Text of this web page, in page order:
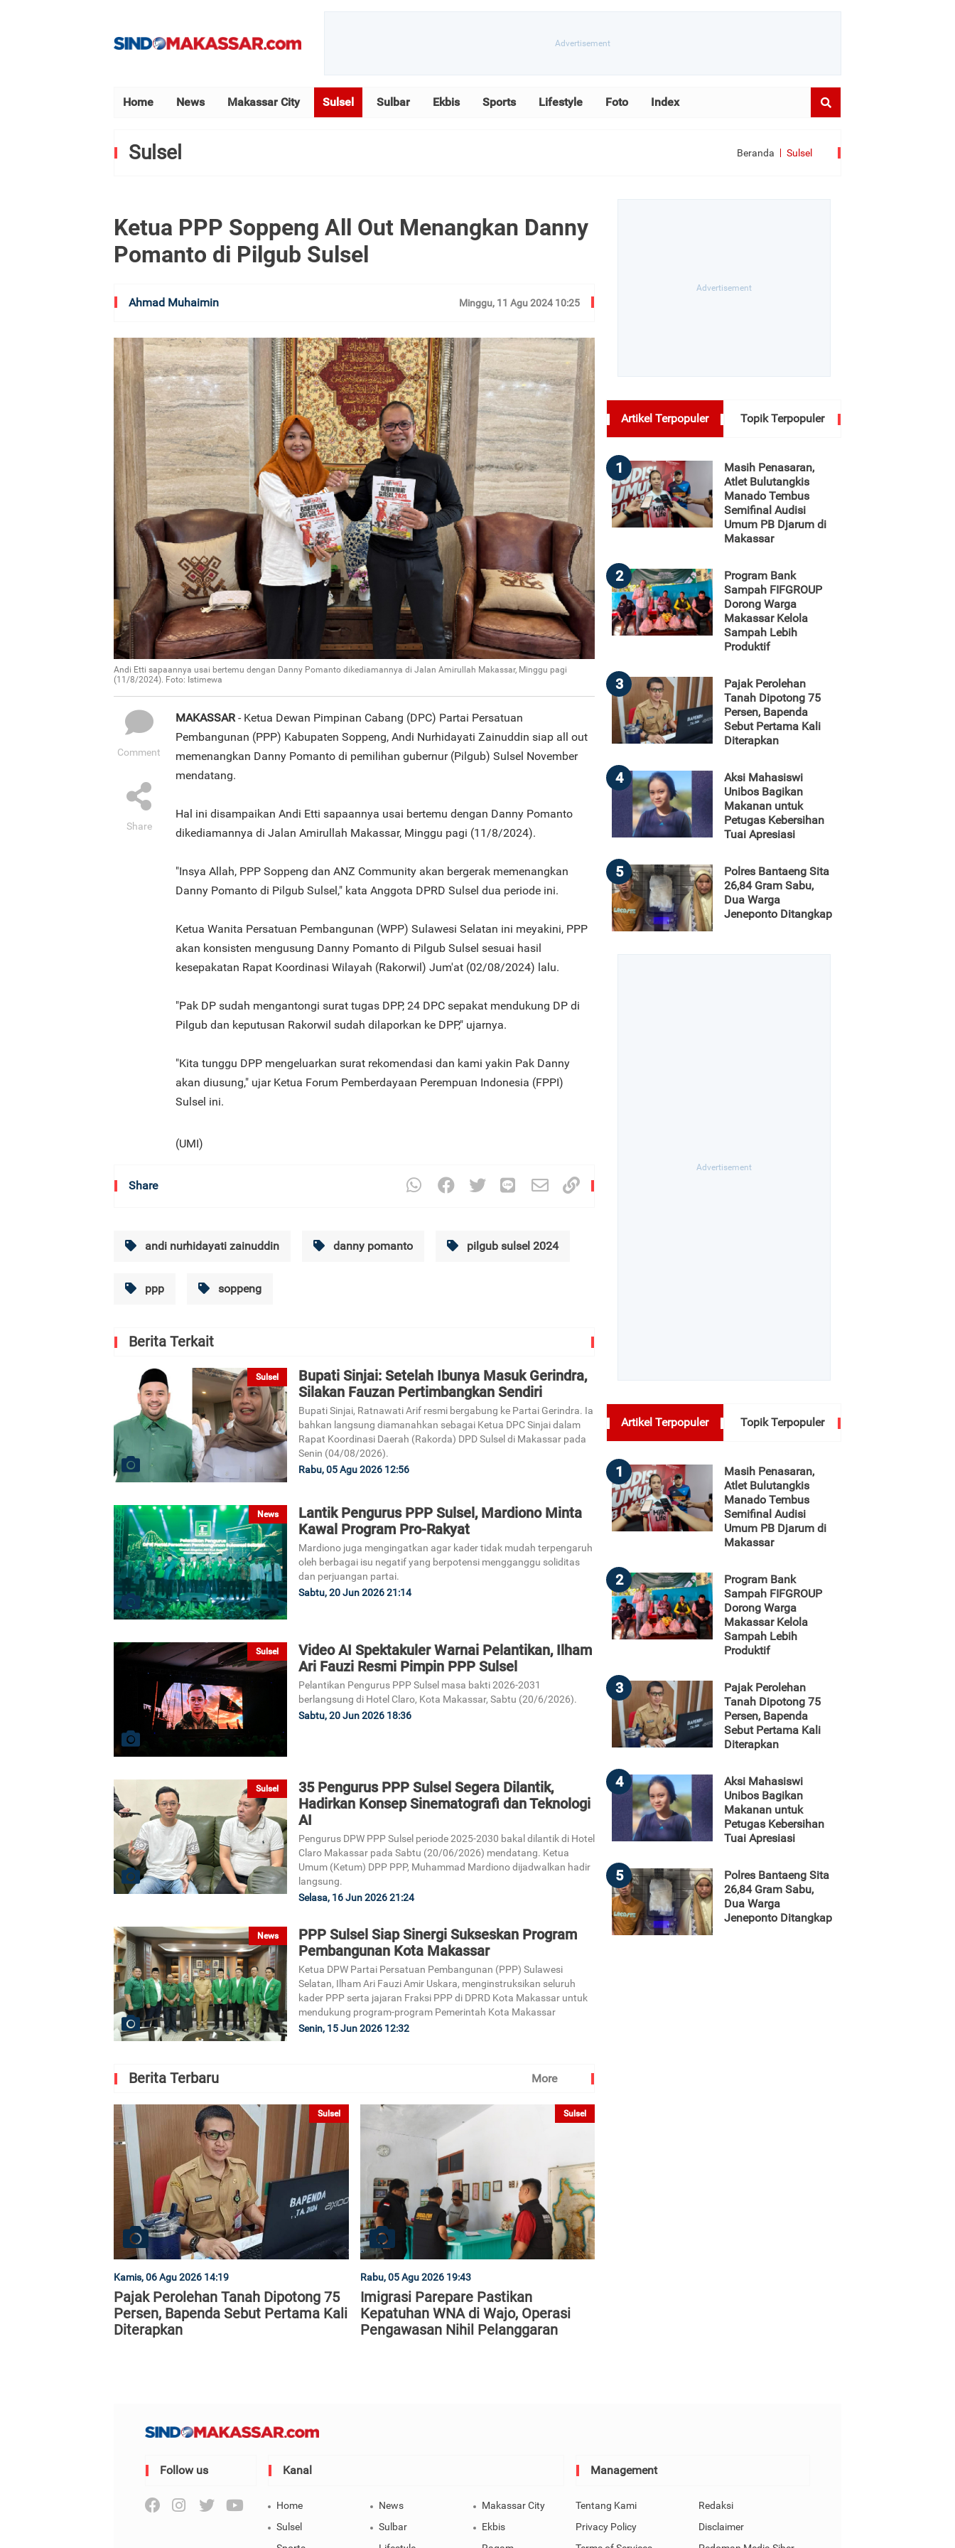
Home News Makassar City Sulsel Sulbar Ekbis Sports Lifestyle Foto Index
Sulsel Beranda Sulsel
Ketua PPP Soppeng All Out Menangkan Danny
Pomanto di Pilgub Sulsel
Ahmad Muhaimin Minggu, 11 Agu 2024 10:25
Andi Etti sapaannya usai bertemu dengan Danny Pomanto dikediamannya di Jalan Amirullah Makassar, Minggu pagi
(11/8/2024). Foto: Istimewa
Comment
Share
MAKASSAR- Ketua Dewan Pimpinan Cabang (DPC) Partai Persatuan
Pembangunan (PPP) Kabupaten Soppeng, Andi Nurhidayati Zainuddin siap all out
memenangkan Danny Pomanto di pemilihan gubernur (Pilgub) Sulsel November
mendatang.
Hal ini disampaikan Andi Etti sapaannya usai bertemu dengan Danny Pomanto
dikediamannya di Jalan Amirullah Makassar, Minggu pagi (11/8/2024).
"Insya Allah, PPP Soppeng dan ANZ Community akan bergerak memenangkan
Danny Pomanto di Pilgub Sulsel," kata Anggota DPRD Sulsel dua periode ini.
Ketua Wanita Persatuan Pembangunan (WPP) Sulawesi Selatan ini meyakini, PPP
akan konsisten mengusung Danny Pomanto di Pilgub Sulsel sesuai hasil
kesepakatan Rapat Koordinasi Wilayah (Rakorwil) Jum'at (02/08/2024) lalu.
"Pak DP sudah mengantongi surat tugas DPP, 24 DPC sepakat mendukung DP di
Pilgub dan keputusan Rakorwil sudah dilaporkan ke DPP," ujarnya.
"Kita tunggu DPP mengeluarkan surat rekomendasi dan kami yakin Pak Danny
akan diusung," ujar Ketua Forum Pemberdayaan Perempuan Indonesia (FPPI)
Sulsel ini.
(UMI)
Share
andi nurhidayati zainuddin danny pomanto pilgub sulsel 2024
ppp soppeng
Berita Terkait
Sulsel
Bupati Sinjai: Setelah Ibunya Masuk Gerindra,
Silakan Fauzan Pertimbangkan Sendiri
Bupati Sinjai, Ratnawati Arif resmi bergabung ke Partai Gerindra. Ia
bahkan langsung diamanahkan sebagai Ketua DPC Sinjai dalam
Rapat Koordinasi Daerah (Rakorda) DPD Sulsel di Makassar pada
Senin (04/08/2026).
Rabu, 05 Agu 2026 12:56
News
Lantik Pengurus PPP Sulsel, Mardiono Minta
Kawal Program Pro-Rakyat
Mardiono juga mengingatkan agar kader tidak mudah terpengaruh
oleh berbagai isu negatif yang berpotensi mengganggu soliditas
dan perjuangan partai.
Sabtu, 20 Jun 2026 21:14
Sulsel
Video AI Spektakuler Warnai Pelantikan, Ilham
Ari Fauzi Resmi Pimpin PPP Sulsel
Pelantikan Pengurus PPP Sulsel masa bakti 2026-2031
berlangsung di Hotel Claro, Kota Makassar, Sabtu (20/6/2026).
Sabtu, 20 Jun 2026 18:36
Sulsel
35 Pengurus PPP Sulsel Segera Dilantik,
Hadirkan Konsep Sinematografi dan Teknologi
AI
Pengurus DPW PPP Sulsel periode 2025-2030 bakal dilantik di Hotel
Claro Makassar pada Sabtu (20/06/2026) mendatang. Ketua
Umum (Ketum) DPP PPP, Muhammad Mardiono dijadwalkan hadir
langsung.
Selasa, 16 Jun 2026 21:24
News
PPP Sulsel Siap Sinergi Sukseskan Program
Pembangunan Kota Makassar
Ketua DPW Partai Persatuan Pembangunan (PPP) Sulawesi
Selatan, Ilham Ari Fauzi Amir Uskara, menginstruksikan seluruh
kader PPP serta jajaran Fraksi PPP di DPRD Kota Makassar untuk
mendukung program-program Pemerintah Kota Makassar
Senin, 15 Jun 2026 12:32
Berita Terbaru More
Sulsel
Kamis, 06 Agu 2026 14:19
Pajak Perolehan Tanah Dipotong 75
Persen, Bapenda Sebut Pertama Kali
Diterapkan
Sulsel
Rabu, 05 Agu 2026 19:43
Imigrasi Parepare Pastikan
Kepatuhan WNA di Wajo, Operasi
Pengawasan Nihil Pelanggaran
Artikel Terpopuler Topik Terpopuler
1
Masih Penasaran,
Atlet Bulutangkis
Manado Tembus
Semifinal Audisi
Umum PB Djarum di
Makassar
2
Program Bank
Sampah FIFGROUP
Dorong Warga
Makassar Kelola
Sampah Lebih
Produktif
3
Pajak Perolehan
Tanah Dipotong 75
Persen, Bapenda
Sebut Pertama Kali
Diterapkan
4
Aksi Mahasiswi
Unibos Bagikan
Makanan untuk
Petugas Kebersihan
Tuai Apresiasi
5
Polres Bantaeng Sita
26,84 Gram Sabu,
Dua Warga
Jeneponto Ditangkap
Artikel Terpopuler Topik Terpopuler
1
Masih Penasaran,
Atlet Bulutangkis
Manado Tembus
Semifinal Audisi
Umum PB Djarum di
Makassar
2
Program Bank
Sampah FIFGROUP
Dorong Warga
Makassar Kelola
Sampah Lebih
Produktif
3
Pajak Perolehan
Tanah Dipotong 75
Persen, Bapenda
Sebut Pertama Kali
Diterapkan
4
Aksi Mahasiswi
Unibos Bagikan
Makanan untuk
Petugas Kebersihan
Tuai Apresiasi
5
Polres Bantaeng Sita
26,84 Gram Sabu,
Dua Warga
Jeneponto Ditangkap
Follow us Kanal
Home News
Makassar City
Sulsel
Sulbar
Ekbis
Management
Tentang Kami
Redaksi
Privacy Policy
Disclaimer